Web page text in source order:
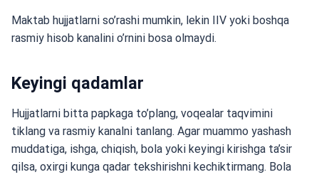
Maktab hujjatlarni so’rashi mumkin, lekin IIV yoki boshqa
rasmiy hisob kanalini o’rnini bosa olmaydi.
Keyingi qadamlar
Hujjatlarni bitta papkaga to’plang, voqealar taqvimini
tiklang va rasmiy kanalni tanlang. Agar muammo yashash
muddatiga, ishga, chiqish, bola yoki keyingi kirishga ta’sir
qilsa, oxirgi kunga qadar tekshirishni kechiktirmang. Bola